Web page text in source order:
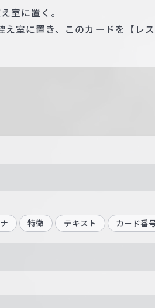
室に置く。
室に置き、このカードを【レ
特徴 テキスト カード番